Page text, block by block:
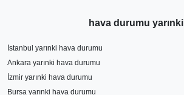
hava durumu yarınki
İstanbul yarınki hava durumu
Ankara yarınki hava durumu
İzmir yarınki hava durumu
Bursa yarınki hava durumu